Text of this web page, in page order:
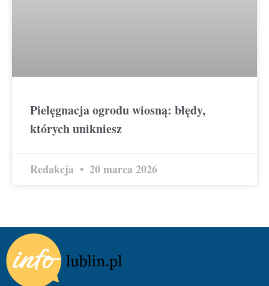
Pielęgnacja ogrodu wiosną: błędy,
których unikniesz
Redakcja 20 marca 2026